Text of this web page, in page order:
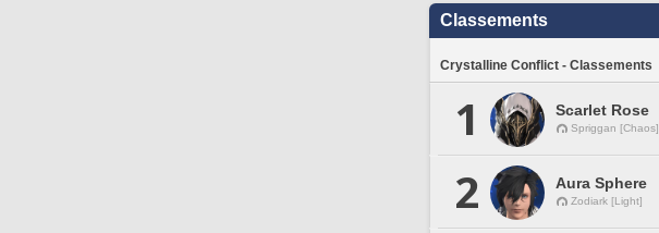
Classements
Crystalline Conflict - Classements
1 Scarlet Rose
Spriggan [Chaos]
2 Aura Sphere
Zodiark [Light]